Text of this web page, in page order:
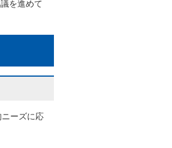
を進めて
ーズに応